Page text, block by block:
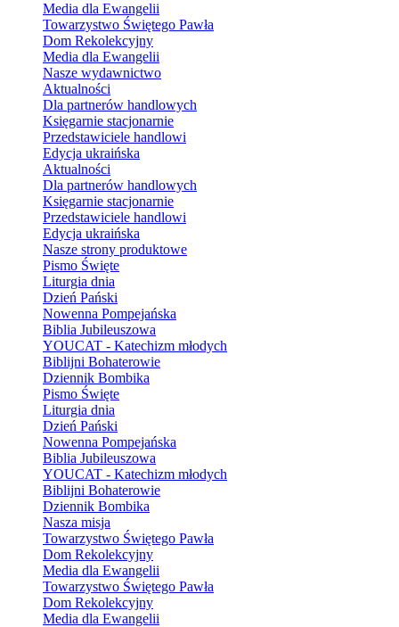
Media dla Ewangelii
Towarzystwo Świętego Pawła
Dom Rekolekcyjny
Media dla Ewangelii
Nasze wydawnictwo
Aktualności
Dla partnerów handlowych
Księgarnie stacjonarnie
Przedstawiciele handlowi
Edycja ukraińska
Aktualności
Dla partnerów handlowych
Księgarnie stacjonarnie
Przedstawiciele handlowi
Edycja ukraińska
Nasze strony produktowe
Pismo Święte
Liturgia dnia
Dzień Pański
Nowenna Pompejańska
Biblia Jubileuszowa
YOUCAT - Katechizm młodych
Biblijni Bohaterowie
Dziennik Bombika
Pismo Święte
Liturgia dnia
Dzień Pański
Nowenna Pompejańska
Biblia Jubileuszowa
YOUCAT - Katechizm młodych
Biblijni Bohaterowie
Dziennik Bombika
Nasza misja
Towarzystwo Świętego Pawła
Dom Rekolekcyjny
Media dla Ewangelii
Towarzystwo Świętego Pawła
Dom Rekolekcyjny
Media dla Ewangelii